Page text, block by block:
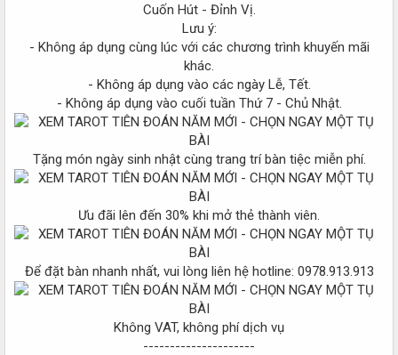
Cuốn Hút - Đỉnh Vị.
Lưu ý:
- Không áp dụng cùng lúc với các chương trình khuyến mãi
khác.
- Không áp dụng vào các ngày Lễ, Tết.
- Không áp dụng vào cuối tuần Thứ 7 - Chủ Nhật.
Tặng món ngày sinh nhật cùng trang trí bàn tiệc miễn phí.
Ưu đãi lên đến 30% khi mở thẻ thành viên.
Để đặt bàn nhanh nhất, vui lòng liên hệ hotline: 0978.913.913
Không VAT, không phí dịch vụ
---------------------